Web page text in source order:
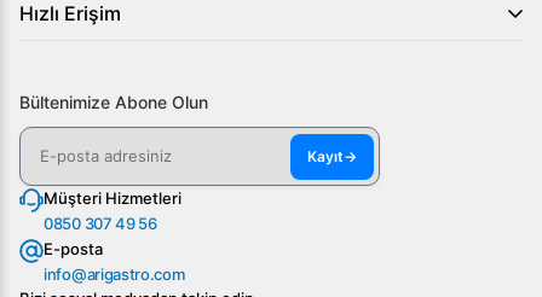
Hızlı Erişim
Bültenimize Abone Olun
Kayıt→
Müşteri Hizmetleri
0850 307 49 56
E-posta
info@arigastro.com